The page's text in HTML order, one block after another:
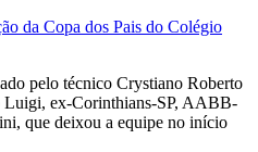
da Copa dos Pais do Colégio
pelo técnico Crystiano Roberto
Luigi, ex-Corinthians-SP, AABB-
que deixou a equipe no início